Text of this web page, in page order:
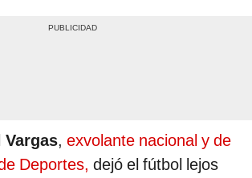
Vargas, exvolante nacional y de
Deportes, dejó el fútbol lejos